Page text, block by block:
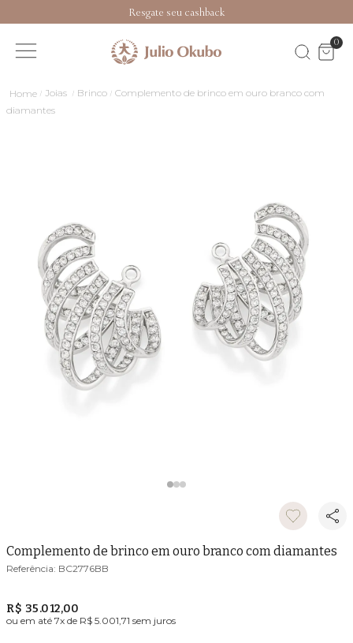
Resgate seu cashback
0
Joias Brinco
Complemento de brinco em ouro branco com
diamantes
Complemento de brinco em ouro branco com diamantes
BC2776BB
R$ 35.012,00
ou em até 7x de R$ 5.001,71 sem juros